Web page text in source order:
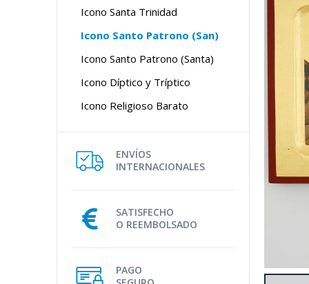
Icono Santa Trinidad
Icono Santo Patrono (San)
Icono Santo Patrono (Santa)
Icono Díptico y Tríptico
Icono Religioso Barato
ENVÍOS
INTERNACIONALES
SATISFECHO
O REEMBOLSADO
PAGO